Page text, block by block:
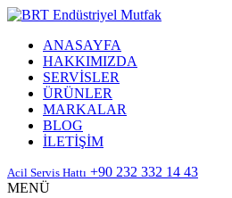
ANASAYFA
HAKKIMIZDA
SERVİSLER
ÜRÜNLER
MARKALAR
BLOG
İLETİŞİM
Acil Servis Hattı +90 232 332 14 43
MENÜ